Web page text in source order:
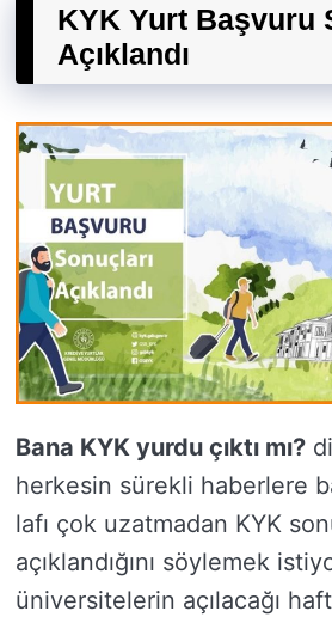
KYK Yurt Başvuru
Açıklandı
Bana KYK yurdu çıktı mı?
herkesin sürekli haberlere
lafı çok uzatmadan KYK
açıklandığını söylemek
üniversitelerin açılacağı